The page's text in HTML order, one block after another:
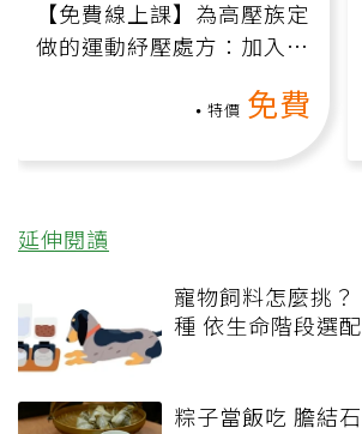
【免費線上課】為高壓族定
做的運動紓壓處方：加入行
特價 免費
延伸閱讀
寵物飼料怎麼挑
種 依生命階段選
粽子當飯吃 膽結